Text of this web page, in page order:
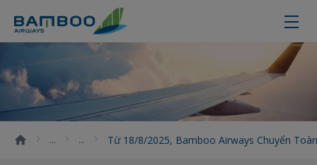
Từ 18/8/2025, Bamboo Airways
Từ 18/8/2025, Bamboo Airways Chuyển